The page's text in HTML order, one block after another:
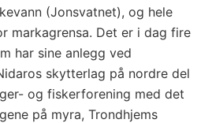
(Jonsvatnet), og hele
markagrensa. Det er i dag fire
har sine anlegg ved
skytterlag på nordre del
og fiskerforening med det
på myra, Trondhjems